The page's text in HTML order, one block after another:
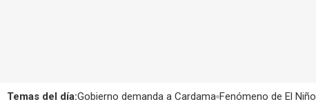
Temas del día:Gobierno demanda a Cardama Fenómeno de El Niño